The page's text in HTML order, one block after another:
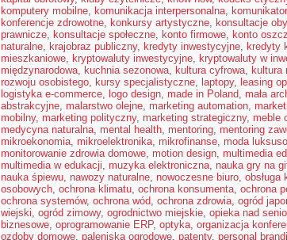
komputery mobilne, komunikacja interpersonalna,
konferencje zdrowotne, konkursy artystyczne, konsultacje
prawnicze, konsultacje społeczne, konto firmowe, konto
naturalne, krajobraz publiczny, kredyty inwestycyjne, kredyty
mieszkaniowe, kryptowaluty inwestycyjne, kryptowaluty w
międzynarodowa, kuchnia sezonowa, kultura cyfrowa, kultura
rozwoju osobistego, kursy specjalistyczne, laptopy, leasing
logistyka e-commerce, logo design, made in Poland, mała
abstrakcyjne, malarstwo olejne, marketing automation,
mobilny, marketing polityczny, marketing strategiczny, meble
medycyna naturalna, mental health, mentoring, mentoring
mikroekonomia, mikroelektronika, mikrofinanse, moda
monitorowanie zdrowia domowe, motion design, multimedia
multimedia w edukacji, muzyka elektroniczna, nauka gry na
nauka śpiewu, nawozy naturalne, nowoczesne biuro, obsługa
osobowych, ochrona klimatu, ochrona konsumenta, ochrona
ochrona systemów, ochrona wód, ochrona zdrowia, ogród
wiejski, ogród zimowy, ogrodnictwo miejskie, opieka nad
biznesowe, oprogramowanie ERP, optyka, organizacja
ozdoby domowe, paleniska ogrodowe, patenty, personal